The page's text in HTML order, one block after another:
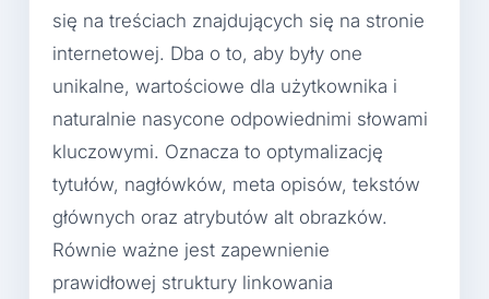
się na treściach znajdujących się na stronie
internetowej. Dba o to, aby były one
unikalne, wartościowe dla użytkownika i
naturalnie nasycone odpowiednimi słowami
kluczowymi. Oznacza to optymalizację
tytułów, nagłówków, meta opisów, tekstów
głównych oraz atrybutów alt obrazków.
Równie ważne jest zapewnienie
prawidłowej struktury linkowania